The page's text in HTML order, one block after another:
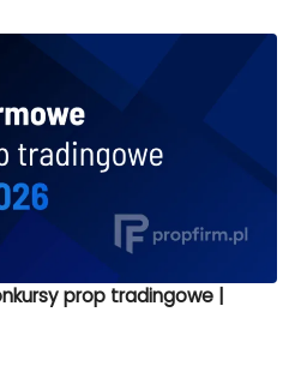
prop tradingowe |